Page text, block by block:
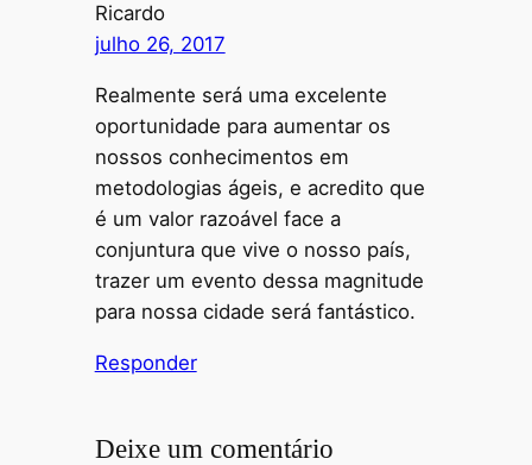
Ricardo
julho 26, 2017
Realmente será uma excelente
oportunidade para aumentar os
nossos conhecimentos em
metodologias ágeis, e acredito que
é um valor razoável face a
conjuntura que vive o nosso país,
trazer um evento dessa magnitude
para nossa cidade será fantástico.
Responder
Deixe um comentário